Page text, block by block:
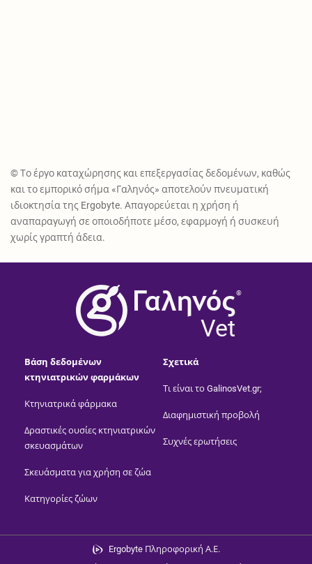
© Το έργο καταχώρησης και επεξεργασίας δεδομένων, καθώς
και το εμπορικό σήμα «Γαληνός» αποτελούν πνευματική
ιδιοκτησία της Ergobyte. Απαγορεύεται η χρήση ή
αναπαραγωγή σε οποιοδήποτε μέσο, εφαρμογή ή συσκευή
χωρίς γραπτή άδεια.
®
Vet
Βάση δεδομένων
κτηνιατρικών φαρμάκων
Κτηνιατρικά φάρμακα
Δραστικές ουσίες κτηνιατρικών
σκευασμάτων
Σκευάσματα για χρήση σε ζώα
Κατηγορίες ζώων
Σχετικά
Τι είναι το GalinosVet.gr;
Διαφημιστική προβολή
Συχνές ερωτήσεις
Ergobyte Πληροφορική Α.Ε.